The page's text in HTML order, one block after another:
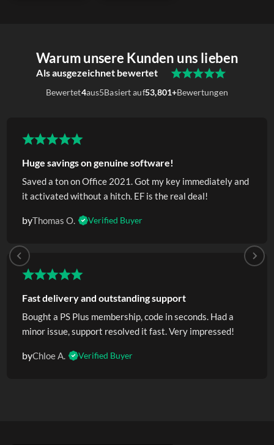
Warum unsere Kunden uns lieben
Als ausgezeichnet bewertet
Bewertet4aus5Basiert auf53,801+Bewertungen
Huge savings on genuine software!
Saved a ton on Office 2021. Got my key immediately and
it activated without a hitch. EF is the real deal!
byThomas O. Verified Buyer
Fast delivery and outstanding support
Bought a PS Plus membership, code in seconds. Had a
minor issue, support resolved it fast. Very impressed!
byChloe A. Verified Buyer